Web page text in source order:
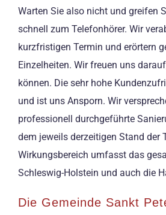
Warten Sie also nicht und greifen
schnell zum Telefonhörer. Wir
kurzfristigen Termin und erörtern
Einzelheiten. Wir freuen uns
können. Die sehr hohe
und ist uns Ansporn. Wir
professionell durchgeführte
dem jeweils derzeitigen Stand der
Wirkungsbereich umfasst das
Schleswig-Holstein und auch die
Die Gemeinde Sankt